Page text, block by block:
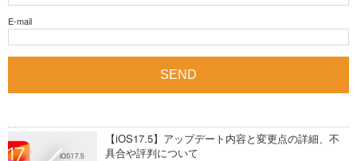
E-mail
【iOS17.5】アップデート内容と変更点の詳細、不
具合や評判について